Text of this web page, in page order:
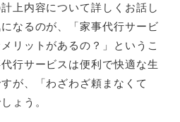
上内容について詳しくお話し
なるのが、「家事代行サービ
リットがあるの？」というこ
行サービスは便利で快適な生
が、「わざわざ頼まなくて
ょう。